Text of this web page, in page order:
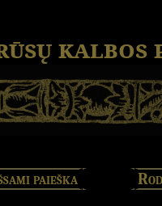
kalbos
paieška